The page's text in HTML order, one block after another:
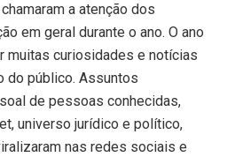
a atenção dos
em geral durante o ano. O ano
muitas curiosidades e notícias
do público. Assuntos
de pessoas conhecidas,
universo jurídico e político,
nas redes sociais e